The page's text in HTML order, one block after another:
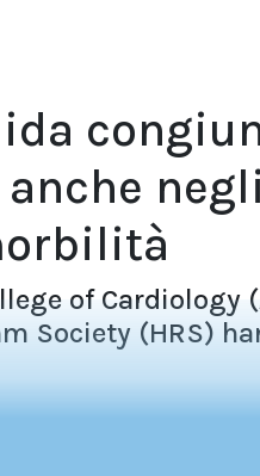
of Cardiology
Society (HRS)